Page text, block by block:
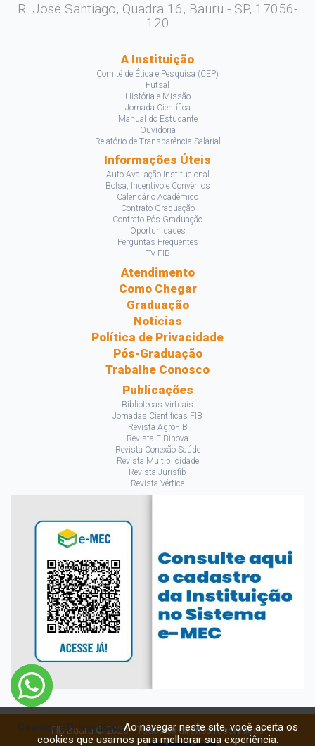
R. José Santiago, Quadra 16, Bauru - SP, 17056-
120
A Instituição
Comitê de Ética e Pesquisa (CEP)
Futsal
História e Missão
Jornada Científica
Manual do Estudante
Ouvidoria
Relatório de Transparência Salarial
Informações Úteis
Auto Avaliação Institucional
Bolsa, Incentivo e Convênios
Calendário Acadêmico
Contrato Graduação
Contrato Pós Graduação
Oportunidades
Perguntas Frequentes
TV FIB
Atendimento
Como Chegar
Graduação
Notícias
Política de Privacidade
Pós-Graduação
Trabalhe Conosco
Publicações
Bibliotecas Virtuais
Jornadas Científicas FIB
Revista AgroFIB
Revista FIBinova
Revista Conexão Saúde
Revista Multiplicidade
Revista Jurisfib
Revista Vértice
FIB Bauru © 2026 - Todos os direitos reservados
Cookies e PrivacidadeAo navegar neste site, você aceita os
cookies que usamos para melhorar sua experiência.